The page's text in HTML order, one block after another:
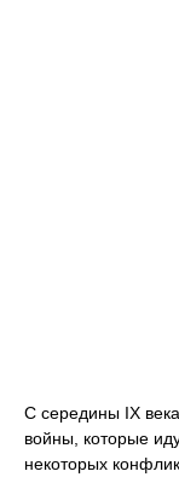
С середины IX
войны, которые
некоторых